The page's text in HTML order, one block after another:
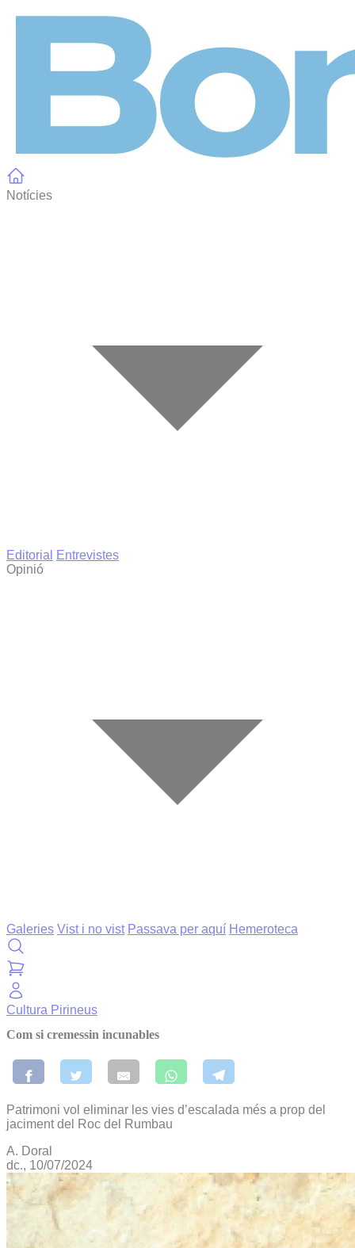
Notícies
Editorial
Entrevistes
Opinió
Galeries Vist i no vist Passava per aquí Hemeroteca
Cultura Pirineus
Com si cremessin incunables
Patrimoni vol eliminar les vies d’escalada més a prop del
jaciment del Roc del Rumbau
A. Doral
dc., 10/07/2024